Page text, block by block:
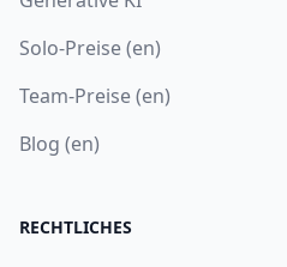
Solo-Preise (en)
Team-Preise (en)
Blog (en)
RECHTLICHES